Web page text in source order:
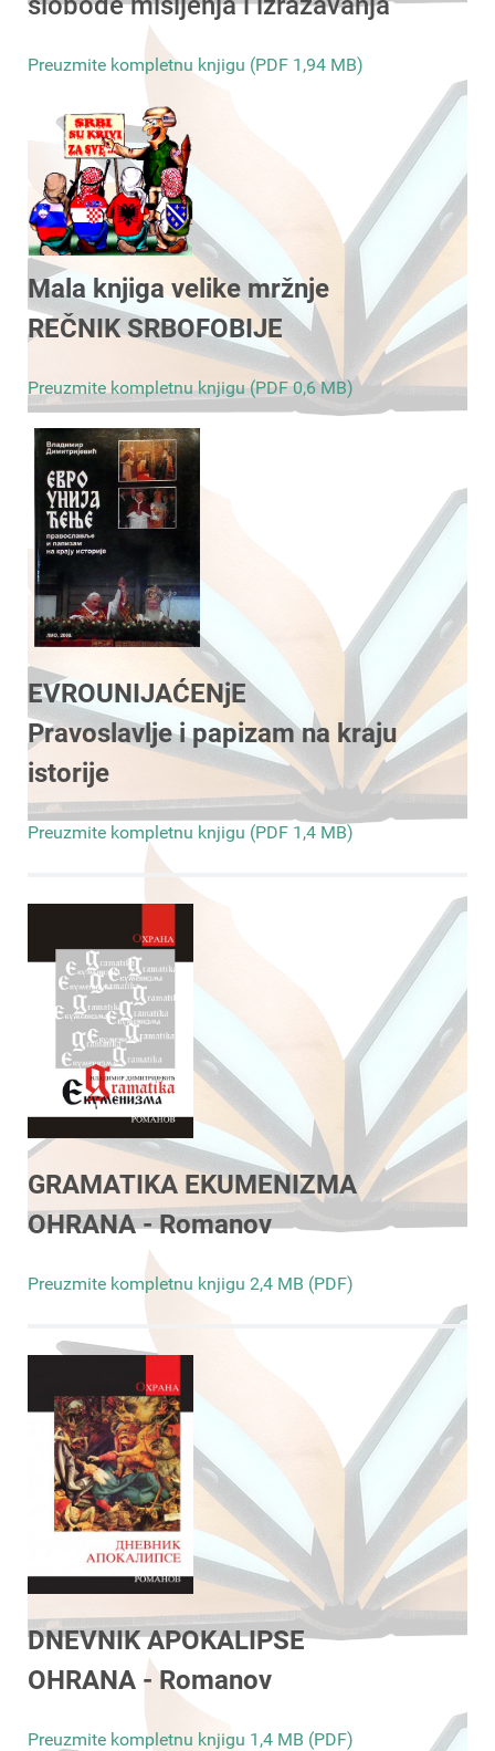
Preuzmite kompletnu knjigu (PDF 1,94 MB)
Mala knjiga velike mržnje
REČNIK SRBOFOBIJE
Preuzmite kompletnu knjigu (PDF 0,6 MB)
EVROUNIJAĆENjE
Pravoslavlje i papizam na kraju
istorije
Preuzmite kompletnu knjigu (PDF 1,4 MB)
GRAMATIKA EKUMENIZMA
OHRANA - Romanov
Preuzmite kompletnu knjigu 2,4 MB (PDF)
DNEVNIK APOKALIPSE
OHRANA - Romanov
Preuzmite kompletnu knjigu 1,4 MB (PDF)